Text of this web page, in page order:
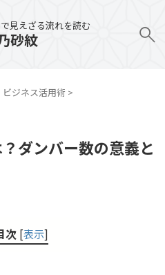
見えざる流れを読む
砂紋
ビジネス活用術 >
ダンバー数の意義と
次 [表示]